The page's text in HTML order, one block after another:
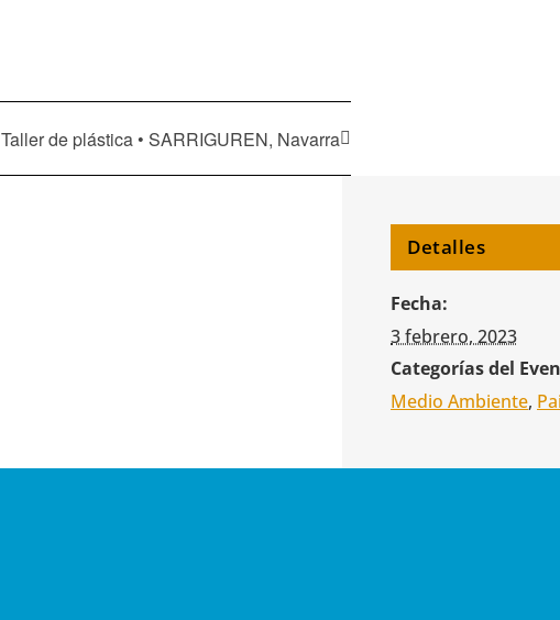
Taller de plástica • SARRIGUREN, Navarra
Detalles
Fecha:
3 febrero, 2023
Categorías del
Medio Ambiente, Pai